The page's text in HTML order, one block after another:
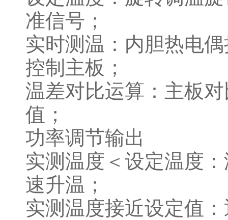
准信号；
实时测温：内胆热电
控制主板；
温差对比运算：主板
值；
功率调节输出
实测温度＜设定温度
速升温；
实测温度接近设定值